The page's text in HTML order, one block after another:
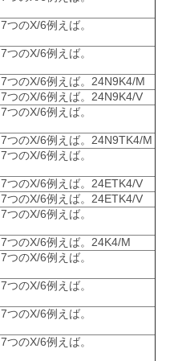
のX/6例えば。
のX/6例えば。
つのX/6例えば。24N9K4/M
つのX/6例えば。24N9K4/V
のX/6例えば。
つのX/6例えば。24N9TK4/M
のX/6例えば。
つのX/6例えば。24ETK4/V
つのX/6例えば。24ETK4/V
のX/6例えば。
つのX/6例えば。24K4/M
のX/6例えば。
のX/6例えば。
のX/6例えば。
のX/6例えば。